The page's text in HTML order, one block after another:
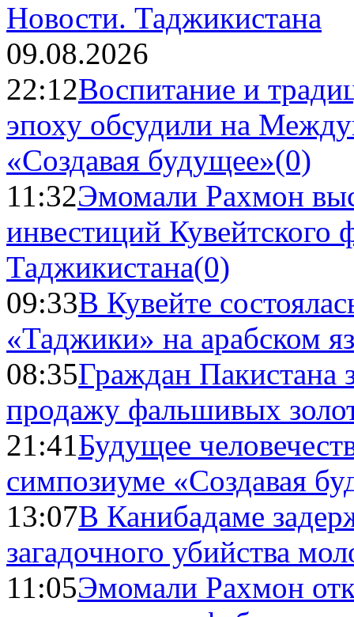
Новости. Таджикистана
09.08.2026
22:12Воспитание и
эпоху обсудили на
«Создавая будущее»(0)
11:32Эмомали Рахмон
инвестиций Кувейтского
Таджикистана(0)
09:33В Кувейте
«Таджики» на арабском
08:35Граждан Пакистана
продажу фальшивых
21:41Будущее
симпозиуме «Создавая
13:07В Канибадаме
загадочного убийства
11:05Эмомали Рахмон